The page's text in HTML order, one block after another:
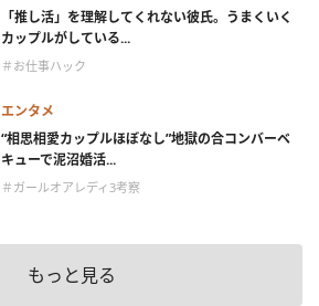
「推し活」を理解してくれない彼氏。うまくいく
カップルがしている...
＃お仕事ハック
エンタメ
“相思相愛カップルほぼなし”地獄の合コンバーベ
キューで泥沼婚活...
＃ガールオアレディ3考察
もっと見る